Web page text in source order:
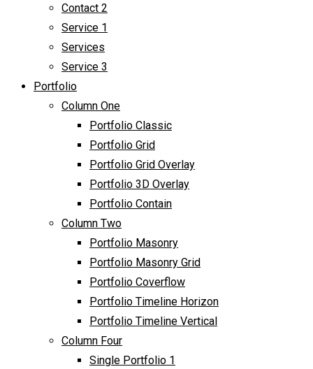
Contact 2
Service 1
Services
Service 3
Portfolio
Column One
Portfolio Classic
Portfolio Grid
Portfolio Grid Overlay
Portfolio 3D Overlay
Portfolio Contain
Column Two
Portfolio Masonry
Portfolio Masonry Grid
Portfolio Coverflow
Portfolio Timeline Horizon
Portfolio Timeline Vertical
Column Four
Single Portfolio 1